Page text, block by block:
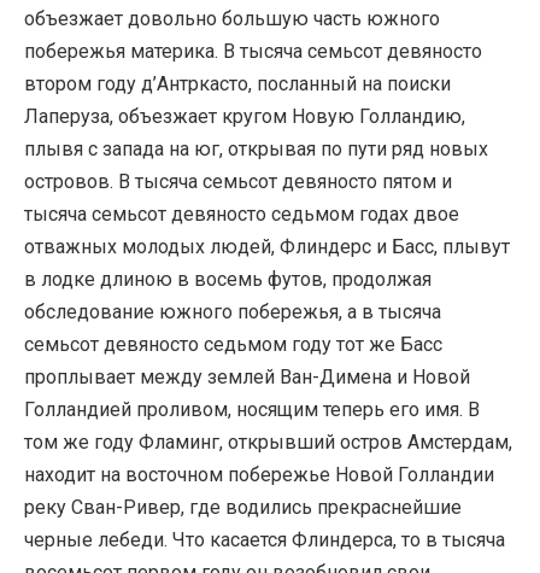
объезжает довольно большую часть южного
побережья материка. В тысяча семьсот девяносто
втором году д’Антркасто, посланный на поиски
Лаперуза, объезжает кругом Новую Голландию,
плывя с запада на юг, открывая по пути ряд новых
островов. В тысяча семьсот девяносто пятом и
тысяча семьсот девяносто седьмом годах двое
отважных молодых людей, Флиндерс и Басс, плывут
в лодке длиною в восемь футов, продолжая
обследование южного побережья, а в тысяча
семьсот девяносто седьмом году тот же Басс
проплывает между землей Ван-Димена и Новой
Голландией проливом, носящим теперь его имя. В
том же году Фламинг, открывший остров Амстердам,
находит на восточном побережье Новой Голландии
реку Сван-Ривер, где водились прекраснейшие
черные лебеди. Что касается Флиндерса, то в тысяча